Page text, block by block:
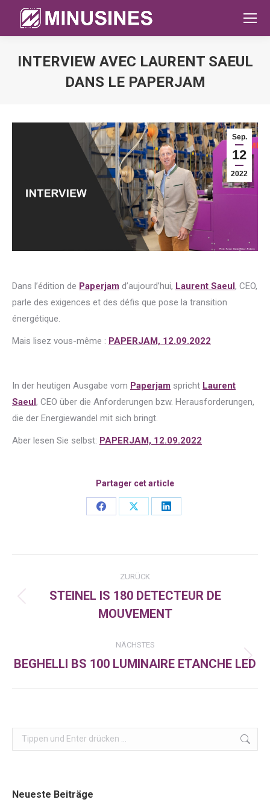
INTERVIEW AVEC LAURENT SAEUL
DANS LE PAPERJAM
Sep.
12
2022
Dans l’édition de Paperjam d’aujourd’hui, Laurent Saeul, CEO,
parle des exigences et des défis que pose la transition
énergétique.
Mais lisez vous-même : PAPERJAM, 12.09.2022
In der heutigen Ausgabe vom Paperjam spricht Laurent
Saeul, CEO über die Anforderungen bzw. Herausforderungen,
die der Energiewandel mit sich bringt.
Aber lesen Sie selbst: PAPERJAM, 12.09.2022
Partager cet article
Share
Share
Share
Kommentarnavigation
ZURÜCK
Vorheriger
Beitrag:
STEINEL IS 180 DETECTEUR DE
MOUVEMENT
NÄCHSTES
Nächster
BEGHELLI BS 100 LUMINAIRE ETANCHE LED
Search:
Neueste Beiträge